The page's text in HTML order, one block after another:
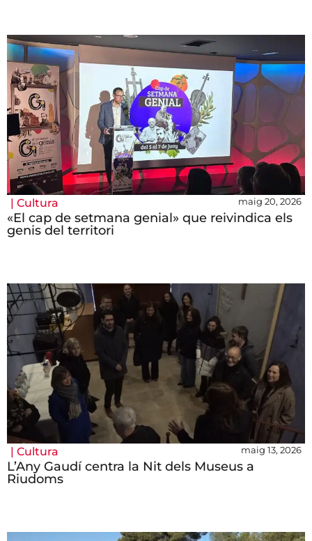
| Cultura maig 20, 2026
«El cap de setmana genial» que reivindica els
genis del territori
| Cultura maig 13, 2026
L’Any Gaudí centra la Nit dels Museus a
Riudoms